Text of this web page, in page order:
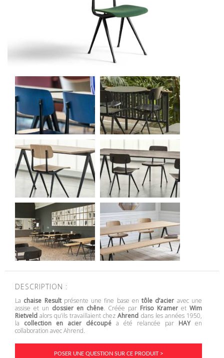
DESCRIPTION :
La chaise Resultprésente une fine base en tôle d’acier avec une
assise et un dossier en chêne. Créée par Friso Krameret Wim
Rietveld alors qu’ils travaillaient chezAhrend dans les années 1950,
la collection en acier découpéa été relancée par HAYen
collaboration avec Ahrend.
POSER UNE QUESTION SUR CE PRODUIT >